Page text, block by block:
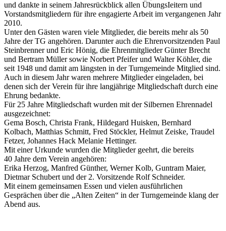
und dankte in seinem Jahresrückblick allen ÜbungsIeitern und
Vorstandsmitgliedern für ihre engagierte Arbeit im vergangenen Jahr
2010.
Unter den Gästen waren viele Mitglieder, die bereits mehr als 50
Jahre der TG angehören. Darunter auch die Ehrenvorsitzenden Paul
Steinbrenner und Eric Hönig, die Ehrenmitglieder Günter Brecht
und Bertram Müller sowie Norbert Pfeifer und Walter Köhler, die
seit 1948 und damit am längsten in der Turngemeinde Mitglied sind.
Auch in diesem Jahr waren mehrere Mitglieder eingeladen, bei
denen sich der Verein für ihre langjährige Mitgliedschaft durch eine
Ehrung bedankte.
Für 25 Jahre Mitgliedschaft wurden mit der Silbernen Ehrennadel
ausgezeichnet:
Gema Bosch, Christa Frank, Hildegard Huisken, Bernhard
Kolbach, Matthias Schmitt, Fred Stöckler, Helmut Zeiske, Traudel
Fetzer, Johannes Hack Melanie Hettinger.
Mit einer Urkunde wurden die Mitglieder geehrt, die bereits
40 Jahre dem Verein angehören:
Erika Herzog, Manfred Günther, Werner Kolb, Guntram Maier,
Dietmar Schubert und der 2. Vorsitzende Rolf Schneider.
Mit einem gemeinsamen Essen und vielen ausführlichen
Gesprächen über die „Alten Zeiten“ in der Turngemeinde klang der
Abend aus.